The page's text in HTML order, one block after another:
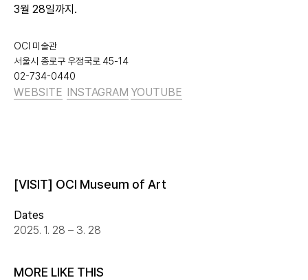
3월 28일까지.
OCI 미술관
서울시 종로구 우정국로 45-14
02-734-0440
WEBSITE INSTAGRAM YOUTUBE
[VISIT] OCI Museum of Art
Dates
2025. 1. 28 – 3. 28
MORE LIKE THIS